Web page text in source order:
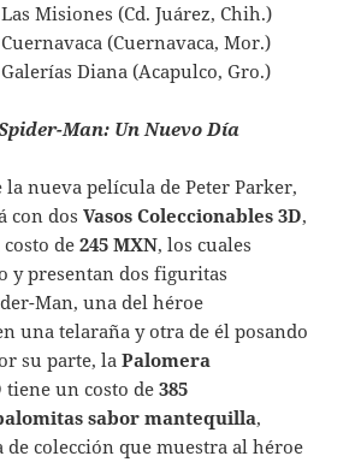
Misiones (Cd. Juárez, Chih.)
(Cuernavaca, Mor.)
Diana (Acapulco, Gro.)
Man: Un Nuevo Día
nueva película de Peter Parker,
con dosVasos Coleccionables 3D,
costo de245 MXN, los cuales
y presentan dos figuritas
Man, una del héroe
una telaraña y otra de él posando
su parte, laPalomera
tiene un costo de385
sabor mantequilla,
de colección que muestra al héroe